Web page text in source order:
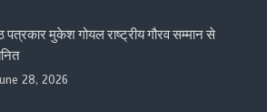
पत्रकार मुकेश गोयल राष्ट्रीय गौरव सम्मान से
28, 2026